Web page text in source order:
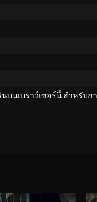
บนเบราว์เซอร์นี้ สำหรับก